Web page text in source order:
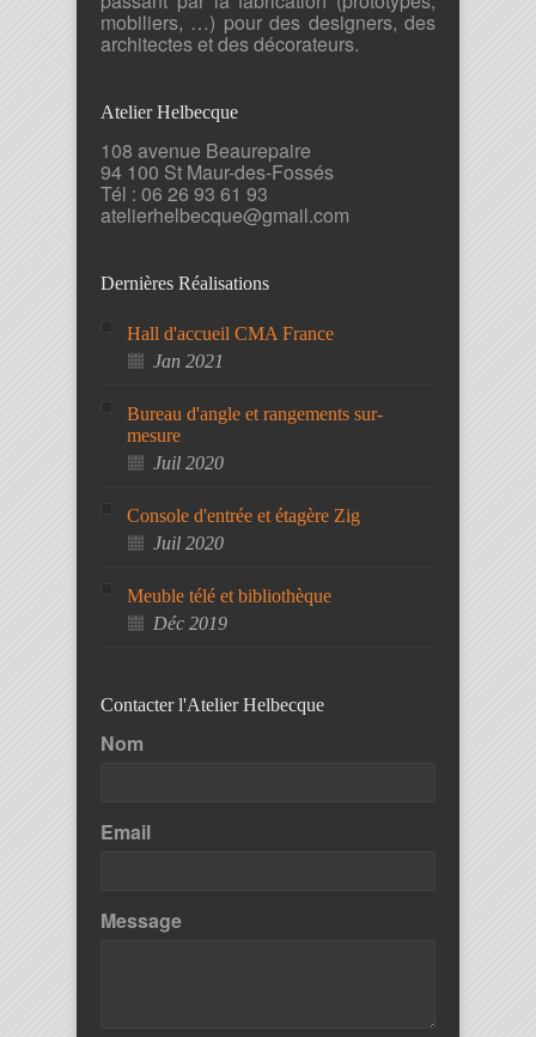
mobiliers, …) pour des designers, des
architectes et des décorateurs.
Atelier Helbecque
108 avenue Beaurepaire
94 100 St Maur-des-Fossés
Tél : 06 26 93 61 93
atelierhelbecque@gmail.com
Dernières Réalisations
Hall d'accueil CMA France
Jan 2021
Bureau d'angle et rangements sur-
mesure
Juil 2020
Console d'entrée et étagère Zig
Juil 2020
Meuble télé et bibliothèque
Déc 2019
Contacter l'Atelier Helbecque
Nom
Email
Message